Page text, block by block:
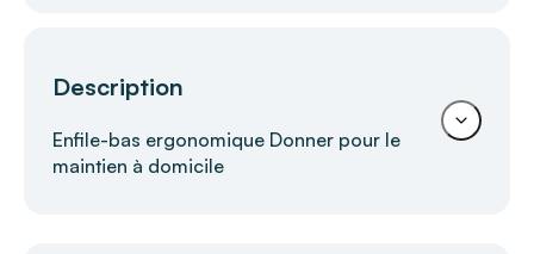
Description
Enfile-bas ergonomique Donner pour le
maintien à domicile